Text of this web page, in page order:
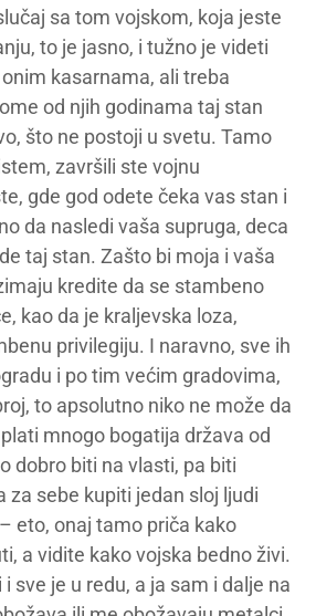
sa tom vojskom, koja jeste
to je jasno, i tužno je videti
kasarnama, ali treba
od njih godinama taj stan
što ne postoji u svetu. Tamo
završili ste vojnu
gde god odete čeka vas stan i
da nasledi vaša supruga, deca
taj stan. Zašto bi moja i vaša
kredite da se stambeno
kao da je kraljevska loza,
privilegiju. I naravno, sve ih
i po tim većim gradovima,
to apsolutno niko ne može da
mnogo bogatija država od
dobro biti na vlasti, pa biti
za sebe kupiti jedan sloj ljudi
eto, onaj tamo priča kako
a vidite kako vojska bedno živi.
i sve je u redu, a ja sam i dalje na